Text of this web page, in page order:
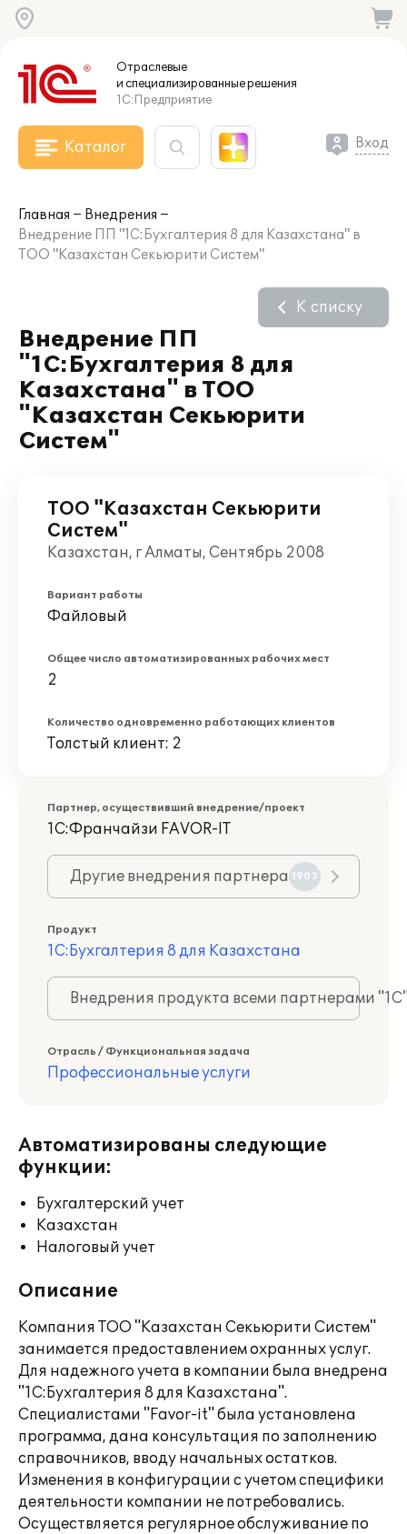
Отраслевые
и специализированныерешения
1С:Предприятие
Каталог Вход
Главная
Внедрения
Внедрение ПП "1С:Бухгалтерия 8 для Казахстана" в
ТОО "Казахстан Секьюрити Систем"
Внедрение ПП
"1С:Бухгалтерия 8 для
Казахстана" в ТОО
"Казахстан Секьюрити
Систем"
К списку
ТОО "Казахстан Секьюрити
Систем"
Казахстан, г Алматы, Сентябрь 2008
Вариант работы
Файловый
Общее число автоматизированных рабочих мест
2
Количество одновременно работающих клиентов
Толстый клиент: 2
Партнер, осуществивший внедрение/проект
1С:Франчайзи FAVOR-IT
Другие внедрения партнера 1903
Продукт
1С:Бухгалтерия 8 для Казахстана
Внедрения продукта всеми партнерами
Отрасль / Функциональная задача
Профессиональные услуги
Автоматизированы следующие
функции:
Бухгалтерский учет
Казахстан
Налоговый учет
Описание
Компания ТОО "Казахстан Секьюрити Систем"
занимается предоставлением охранных услуг.
Для надежного учета в компании была внедрена
"1С:Бухгалтерия 8 для Казахстана".
Специалистами "Favor-it" была установлена
программа, дана консультация по заполнению
справочников, вводу начальных остатков.
Изменения в конфигурации с учетом специфики
деятельности компании не потребовались.
Осуществляется регулярное обслуживание по